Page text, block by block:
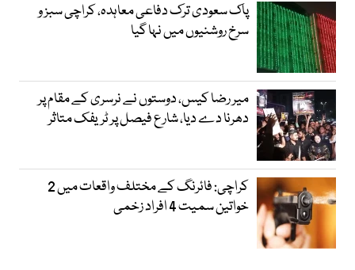
پاک سعودی ترک دفاعی معاہدہ، کراچی سبز و
سرخ روشنیوں میں نہا گیا
میر رضا کیس، دوستوں نے نرسری کے مقام پر
دھرنا دے دیا، شارع فیصل پر ٹریفک متاثر
کراچی: فائرنگ کے مختلف واقعات میں 2
خواتین سمیت 4 افراد زخمی